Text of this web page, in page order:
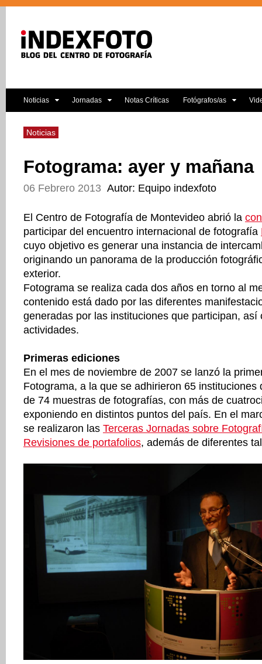
Noticias Jornadas Notas Críticas Fotógrafos/as
Noticias
Fotograma: ayer y mañana
06 Febrero 2013 Autor: Equipo indexfoto
El Centro de Fotografía de Montevideo abrió la
participar del encuentro internacional de fotografía
cuyo objetivo es generar una instancia de
originando un panorama de la producción
exterior.
Fotograma se realiza cada dos años en torno al
contenido está dado por las diferentes
generadas por las instituciones que participan, así
actividades.
Primeras ediciones
En el mes de noviembre de 2007 se lanzó la
Fotograma, a la que se adhirieron 65 instituciones
de 74 muestras de fotografías, con más de
exponiendo en distintos puntos del país. En el
se realizaron las Terceras Jornadas sobre
Revisiones de portafolios, además de diferentes